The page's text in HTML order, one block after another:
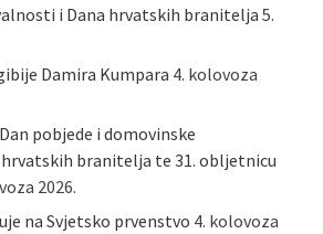
i Dana hrvatskih branitelja 5.
Damira Kumpara 4. kolovoza
pobjede i domovinske
branitelja te 31. obljetnicu
2026.
na Svjetsko prvenstvo 4. kolovoza